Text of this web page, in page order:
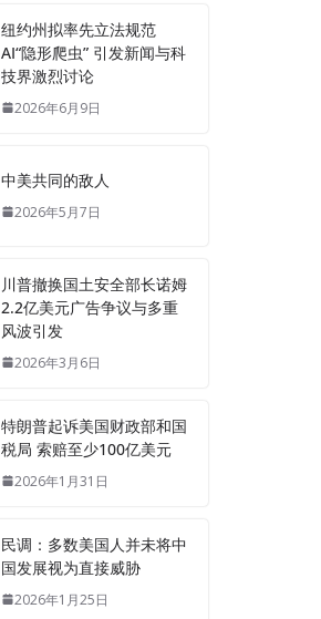
纽约州拟率先立法规范
AI“隐形爬虫” 引发新闻与科
技界激烈讨论
2026年6月9日
中美共同的敌人
2026年5月7日
川普撤换国土安全部长诺姆
2.2亿美元广告争议与多重
风波引发
2026年3月6日
特朗普起诉美国财政部和国
税局 索赔至少100亿美元
2026年1月31日
民调：多数美国人并未将中
国发展视为直接威胁
2026年1月25日